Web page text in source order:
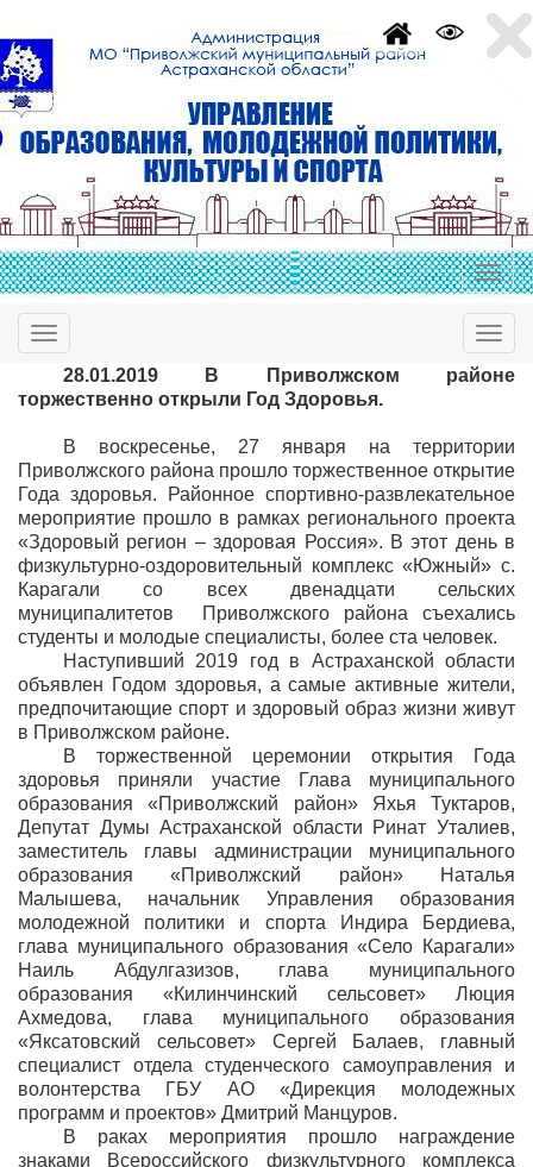
28.01.2019 В Приволжском районе
торжественно открыли Год Здоровья.
В воскресенье, 27 января на территории
Приволжского района прошло торжественное открытие
Года здоровья. Районное спортивно-развлекательное
мероприятие прошло в рамках регионального проекта
«Здоровый регион – здоровая Россия». В этот день в
физкультурно-оздоровительный комплекс «Южный» с.
Карагали со всех двенадцати сельских
муниципалитетов Приволжского района съехались
студенты и молодые специалисты, более ста человек.
Наступивший 2019 год в Астраханской области
объявлен Годом здоровья, а самые активные жители,
предпочитающие спорт и здоровый образ жизни живут
в Приволжском районе.
В торжественной церемонии открытия Года
здоровья приняли участие Глава муниципального
образования «Приволжский район» Яхья Туктаров,
Депутат Думы Астраханской области Ринат Уталиев,
заместитель главы администрации муниципального
образования «Приволжский район» Наталья
Малышева, начальник Управления образования
молодежной политики и спорта Индира Бердиева,
глава муниципального образования «Село Карагали»
Наиль Абдулгазизов, глава муниципального
образования «Килинчинский сельсовет» Люция
Ахмедова, глава муниципального образования
«Яксатовский сельсовет» Сергей Балаев, главный
специалист отдела студенческого самоуправления и
волонтерства ГБУ АО «Дирекция молодежных
программ и проектов» Дмитрий Манцуров.
В раках мероприятия прошло награждение
знаками Всероссийского физкультурного комплекса